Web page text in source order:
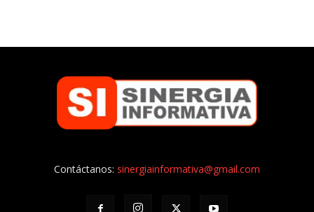
Contáctanos: sinergiainformativa@gmail.com